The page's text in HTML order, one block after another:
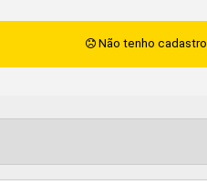
Não tenho cadastro